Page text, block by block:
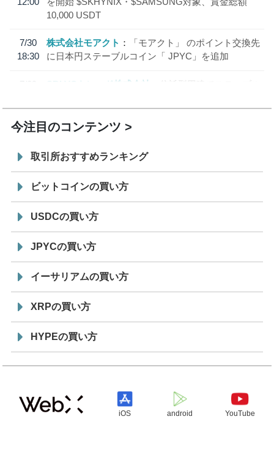
10,000 USDT
7/30
18:30
株式会社モアクト
「モアクト」 のポイント交換先
に日本円ステーブルコイン「 JPYC」を追加
7/29
SBI VCトレード株式会社
信託型円建てステーブル
今注目のコンテンツ
取引所おすすめランキング
ビットコインの買い方
USDCの買い方
JPYCの買い方
イーサリアムの買い方
XRPの買い方
HYPEの買い方
iOS android YouTube